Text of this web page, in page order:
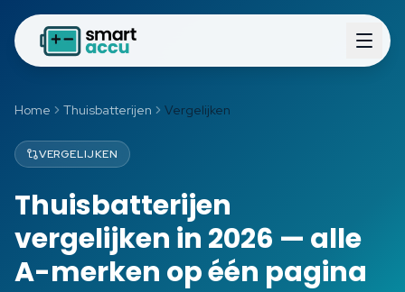
Home Thuisbatterijen Vergelijken
VERGELIJKEN
Thuisbatterijen
vergelijken in 2026 — alle
A-merken op één pagina